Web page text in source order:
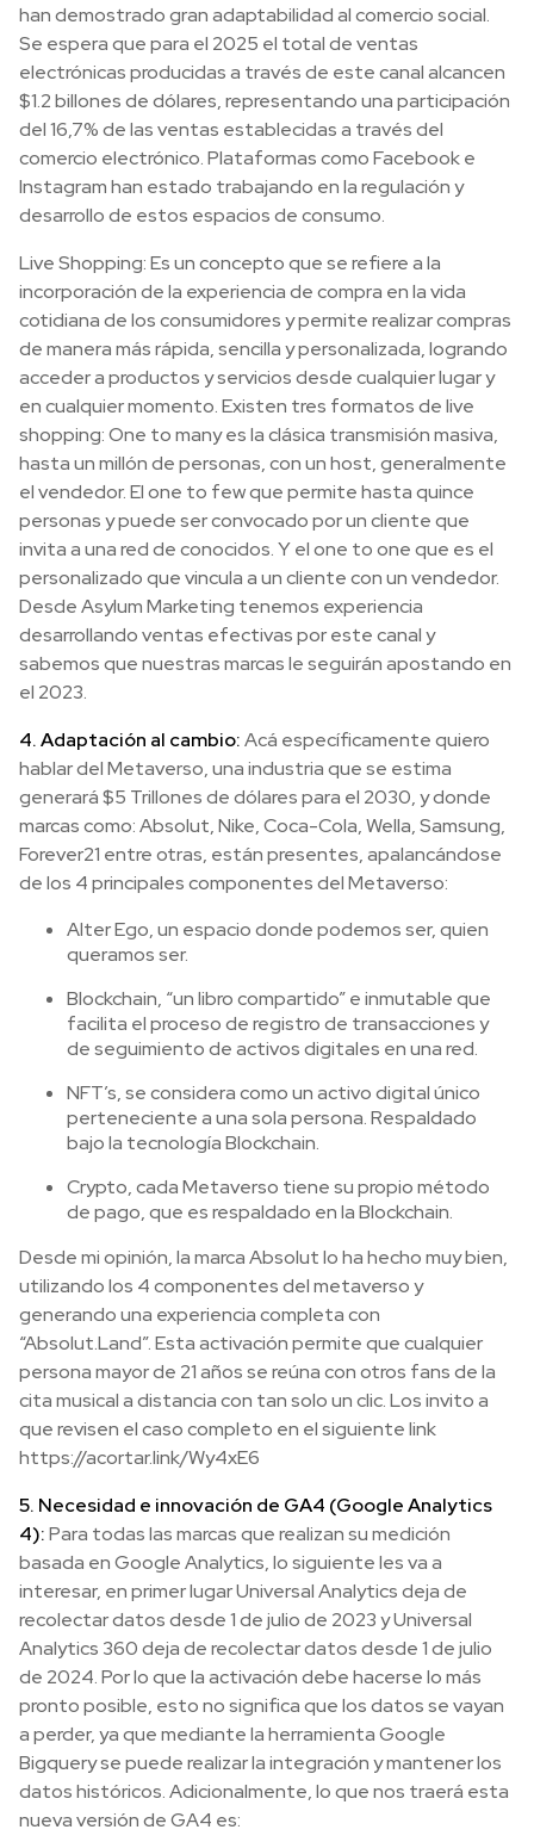
han demostrado gran adaptabilidad al comercio social.
Se espera que para el 2025 el total de ventas
electrónicas producidas a través de este canal alcancen
$1.2 billones de dólares, representando una participación
del 16,7% de las ventas establecidas a través del
comercio electrónico. Plataformas como Facebook e
Instagram han estado trabajando en la regulación y
desarrollo de estos espacios de consumo.
Live Shopping: Es un concepto que se refiere a la
incorporación de la experiencia de compra en la vida
cotidiana de los consumidores y permite realizar compras
de manera más rápida, sencilla y personalizada, logrando
acceder a productos y servicios desde cualquier lugar y
en cualquier momento. Existen tres formatos de live
shopping: One to many es la clásica transmisión masiva,
hasta un millón de personas, con un host, generalmente
el vendedor. El one to few que permite hasta quince
personas y puede ser convocado por un cliente que
invita a una red de conocidos. Y el one to one que es el
personalizado que vincula a un cliente con un vendedor.
Desde Asylum Marketing tenemos experiencia
desarrollando ventas efectivas por este canal y
sabemos que nuestras marcas le seguirán apostando en
el 2023.
4. Adaptación al cambio:Acá específicamente quiero
hablar del Metaverso, una industria que se estima
generará $5 Trillones de dólares para el 2030, y donde
marcas como: Absolut, Nike, Coca-Cola, Wella, Samsung,
Forever21 entre otras, están presentes, apalancándose
de los 4 principales componentes del Metaverso:
Alter Ego, un espacio donde podemos ser, quien
queramos ser.
Blockchain, “un libro compartido” e inmutable que
facilita el proceso de registro de transacciones y
de seguimiento de activos digitales en una red.
NFT’s, se considera como un activo digital único
perteneciente a una sola persona. Respaldado
bajo la tecnología Blockchain.
Crypto, cada Metaverso tiene su propio método
de pago, que es respaldado en la Blockchain.
Desde mi opinión, la marca Absolut lo ha hecho muy bien,
utilizando los 4 componentes del metaverso y
generando una experiencia completa con
“Absolut.Land”. Esta activación permite que cualquier
persona mayor de 21 años se reúna con otros fans de la
cita musical a distancia con tan solo un clic. Los invito a
que revisen el caso completo en el siguiente link
https://acortar.link/Wy4xE6
5. Necesidad e innovación de GA4 (Google Analytics
4):Para todas las marcas que realizan su medición
basada en Google Analytics, lo siguiente les va a
interesar, en primer lugar Universal Analytics deja de
recolectar datos desde 1 de julio de 2023 y Universal
Analytics 360 deja de recolectar datos desde 1 de julio
de 2024. Por lo que la activación debe hacerse lo más
pronto posible, esto no significa que los datos se vayan
a perder, ya que mediante la herramienta Google
Bigquery se puede realizar la integración y mantener los
datos históricos. Adicionalmente, lo que nos traerá esta
nueva versión de GA4 es: